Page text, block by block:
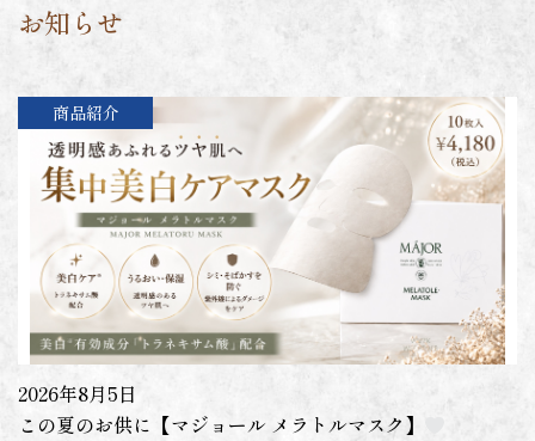
お知らせ
商品紹介
2026年8月5日
この夏のお供に【マジョール メラトルマスク】